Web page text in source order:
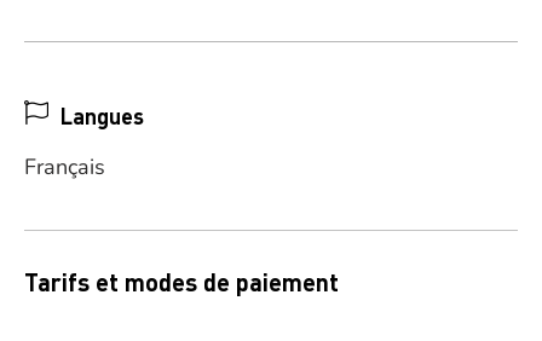
Langues
Français
Tarifs et modes de paiement